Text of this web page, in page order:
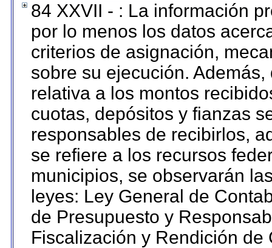
84 XXVII - : La información
por lo menos los datos
criterios de asignación,
sobre su ejecución.
relativa a los montos
cuotas, depósitos y fianzas
responsables de recibirlos,
se refiere a los recursos
municipios, se observarán
leyes: Ley General de
de Presupuesto y
Fiscalización y Rendición